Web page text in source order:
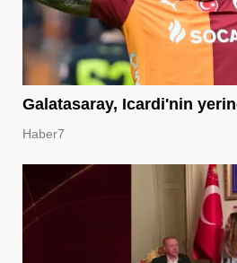
Galatasaray, Icardi'nin
Haber7